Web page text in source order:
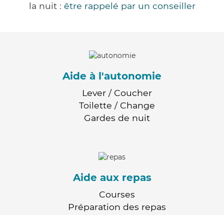
la nuit : être rappelé par un conseiller
Aide à l'autonomie
Lever / Coucher
Toilette / Change
Gardes de nuit
Aide aux repas
Courses
Préparation des repas